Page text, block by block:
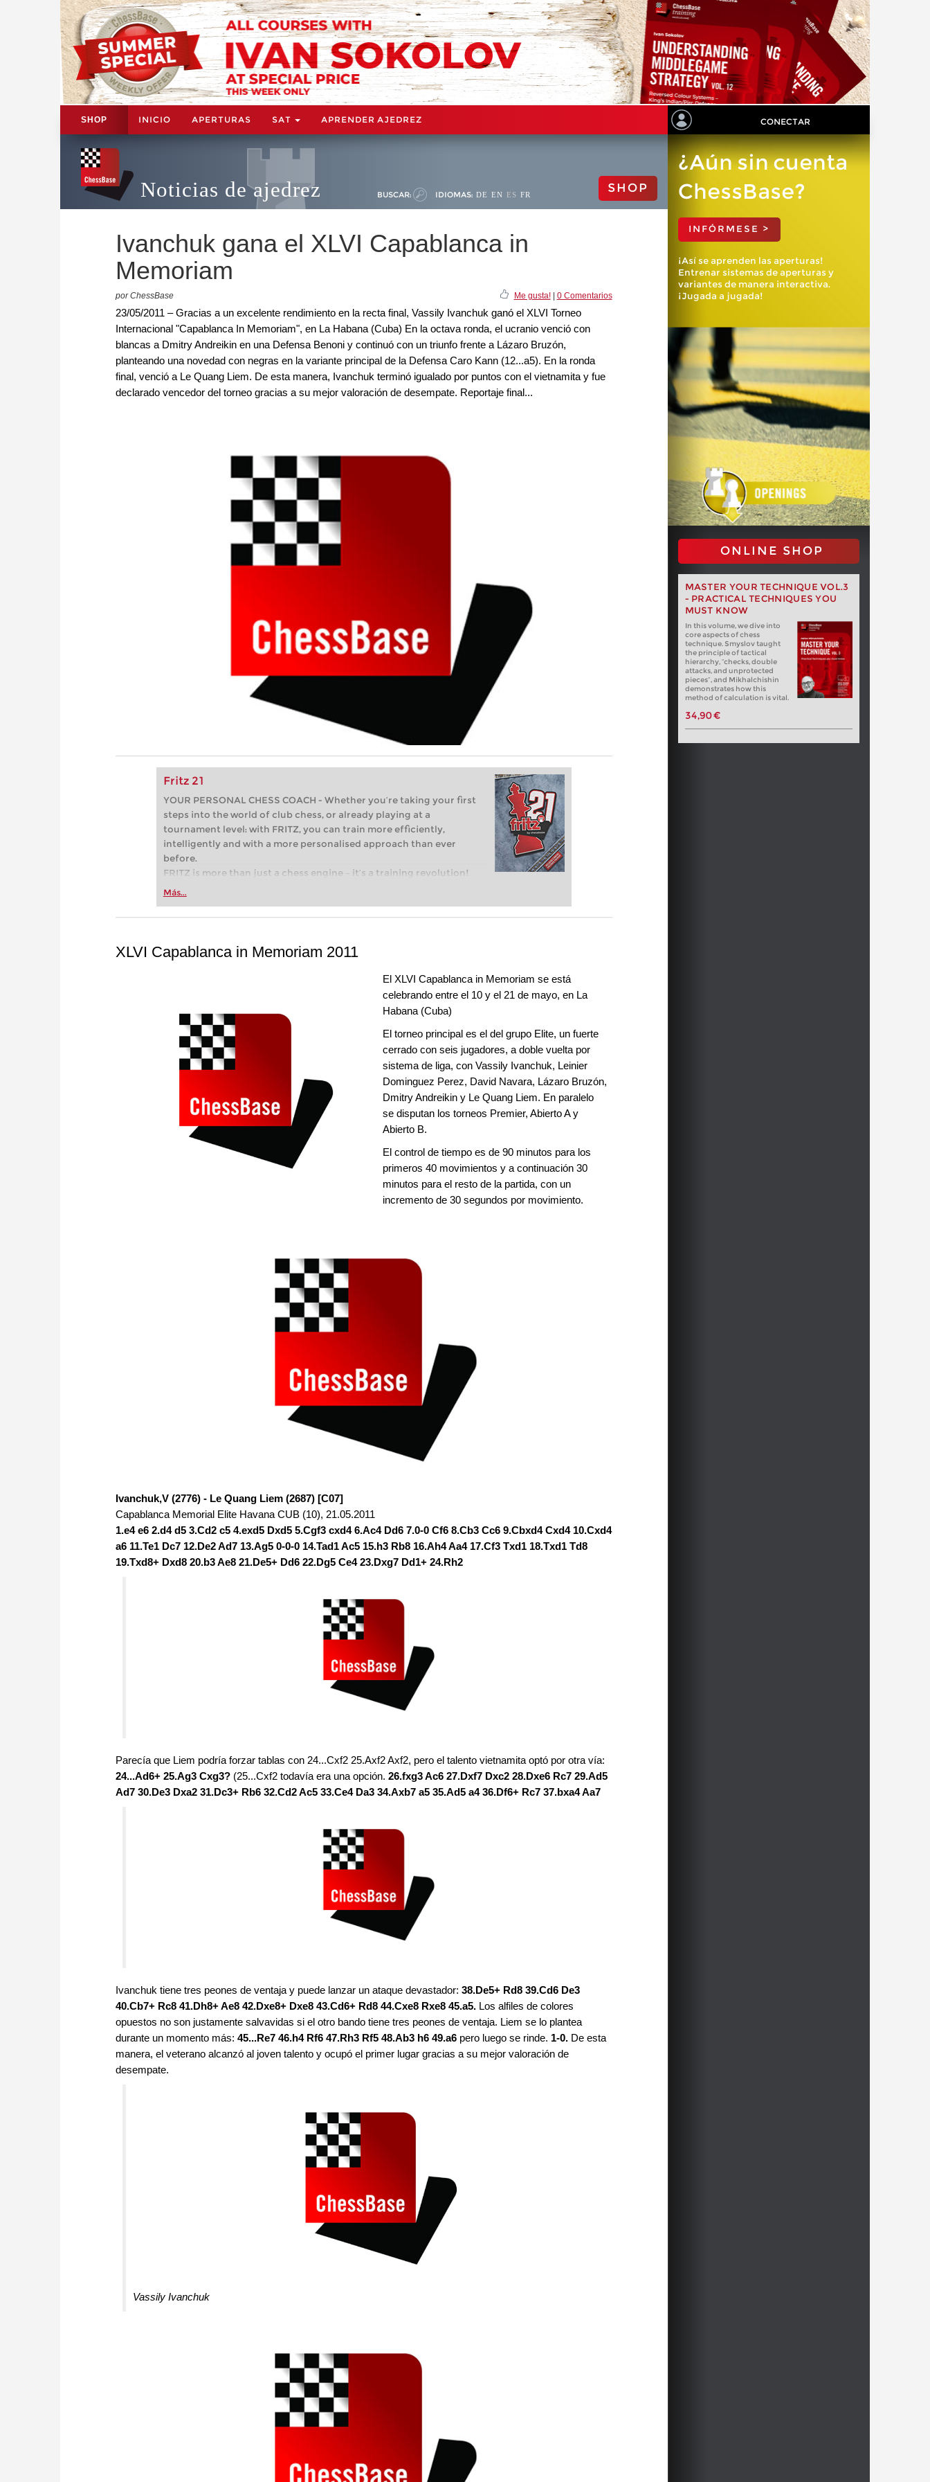
SHOP INICIO APERTURAS SAT APRENDER AJEDREZ CONECTAR
Noticias de ajedrez BUSCAR: IDIOMAS: DE EN ES FR SHOP
Ivanchuk gana el XLVI Capablanca in
Memoriam
por ChessBase Me gusta!| 0 Comentarios
23/05/2011 – Gracias a un excelente rendimiento en la recta final, Vassily Ivanchuk ganó el XLVI Torneo
Internacional "Capablanca In Memoriam", en La Habana (Cuba) En la octava ronda, el ucranio venció con
blancas a Dmitry Andreikin en una Defensa Benoni y continuó con un triunfo frente a Lázaro Bruzón,
planteando una novedad con negras en la variante principal de la Defensa Caro Kann (12...a5). En la ronda
final, venció a Le Quang Liem. De esta manera, Ivanchuk terminó igualado por puntos con el vietnamita y fue
declarado vencedor del torneo gracias a su mejor valoración de desempate. Reportaje final...
Fritz 21
YOUR PERSONAL CHESS COACH - Whether you’re taking your first
steps into the world of club chess, or already playing at a
tournament level: with FRITZ, you can train more efficiently,
intelligently and with a more personalised approach than ever
before.
FRITZ is more than just a chess engine – it’s a training revolution!
Whether you’re taking your first steps into the world of club chess,
more efficiently, intelligently and with a more personalised
Más...
¿Aún sin cuenta
ChessBase?
INFÓRMESE >
¡Así se aprenden las aperturas!
Entrenar sistemas de aperturas y
variantes de manera interactiva.
¡Jugada a jugada!
ONLINE SHOP
MASTER YOUR TECHNIQUE VOL.3
- PRACTICAL TECHNIQUES YOU
MUST KNOW
In this volume, we dive into
core aspects of chess
technique. Smyslov taught
the principle of tactical
hierarchy, “checks, double
attacks, and unprotected
pieces”, and Mikhalchishin
demonstrates how this
method of calculation is vital.
34,90 €
XLVI Capablanca in Memoriam 2011
El XLVI Capablanca in Memoriam se está
celebrando entre el 10 y el 21 de mayo, en La
Habana (Cuba)
El torneo principal es el del grupo Elite, un fuerte
cerrado con seis jugadores, a doble vuelta por
sistema de liga, con Vassily Ivanchuk, Leinier
Dominguez Perez, David Navara, Lázaro Bruzón,
Dmitry Andreikin y Le Quang Liem. En paralelo
se disputan los torneos Premier, Abierto A y
Abierto B.
El control de tiempo es de 90 minutos para los
primeros 40 movimientos y a continuación 30
minutos para el resto de la partida, con un
incremento de 30 segundos por movimiento.
Ivanchuk,V (2776) - Le Quang Liem (2687) [C07]
Capablanca Memorial Elite Havana CUB (10), 21.05.2011
1.e4 e6 2.d4 d5 3.Cd2 c5 4.exd5 Dxd5 5.Cgf3 cxd4 6.Ac4 Dd6 7.0-0 Cf6 8.Cb3 Cc6 9.Cbxd4 Cxd4 10.Cxd4
a6 11.Te1 Dc7 12.De2 Ad7 13.Ag5 0-0-0 14.Tad1 Ac5 15.h3 Rb8 16.Ah4 Aa4 17.Cf3 Txd1 18.Txd1 Td8
19.Txd8+ Dxd8 20.b3 Ae8 21.De5+ Dd6 22.Dg5 Ce4 23.Dxg7 Dd1+ 24.Rh2
Parecía que Liem podría forzar tablas con 24...Cxf2 25.Axf2 Axf2, pero el talento vietnamita optó por otra vía:
24...Ad6+ 25.Ag3 Cxg3? (25...Cxf2 todavía era una opción. 26.fxg3 Ac6 27.Dxf7 Dxc2 28.Dxe6 Rc7 29.Ad5
Ad7 30.De3 Dxa2 31.Dc3+ Rb6 32.Cd2 Ac5 33.Ce4 Da3 34.Axb7 a5 35.Ad5 a4 36.Df6+ Rc7 37.bxa4 Aa7
Ivanchuk tiene tres peones de ventaja y puede lanzar un ataque devastador: 38.De5+ Rd8 39.Cd6 De3
40.Cb7+ Rc8 41.Dh8+ Ae8 42.Dxe8+ Dxe8 43.Cd6+ Rd8 44.Cxe8 Rxe8 45.a5. Los alfiles de colores
opuestos no son justamente salvavidas si el otro bando tiene tres peones de ventaja. Liem se lo plantea
durante un momento más: 45...Re7 46.h4 Rf6 47.Rh3 Rf5 48.Ab3 h6 49.a6 pero luego se rinde. 1-0. De esta
manera, el veterano alcanzó al joven talento y ocupó el primer lugar gracias a su mejor valoración de
desempate.
Vassily Ivanchuk